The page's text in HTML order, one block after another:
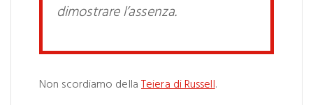
dimostrare l’assenza.
Non scordiamo dellaTeiera di Russell.